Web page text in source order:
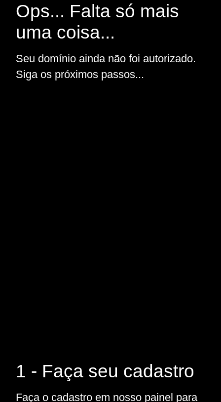
Ops... Falta só mais
uma coisa...
Seu domínio ainda não foi autorizado.
Siga os próximos passos...
1 - Faça seu cadastro
Faça o cadastro em nosso painel para